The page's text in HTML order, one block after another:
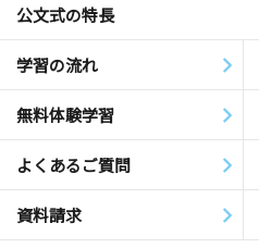
公文式の特長
学習の流れ
無料体験学習
よくあるご質問
資料請求